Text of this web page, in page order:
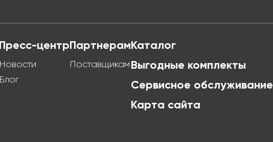
Пресс-центр
Новости
Блог
Партнерам
Поставщикам
Каталог
Выгодные комплекты
Сервисное обслуживание
Карта сайта